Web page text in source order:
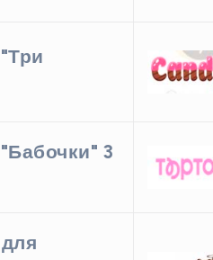
3